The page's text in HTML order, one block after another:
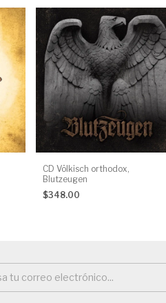
CD Völkisch orthodox,
Blutzeugen
$348.00